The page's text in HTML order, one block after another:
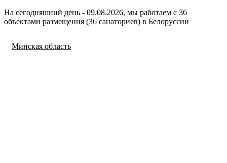
На сегодняшний день - 09.08.2026, мы работаем с 36
объектами размещения (36 санаториев) в Белоруссии
Минская область